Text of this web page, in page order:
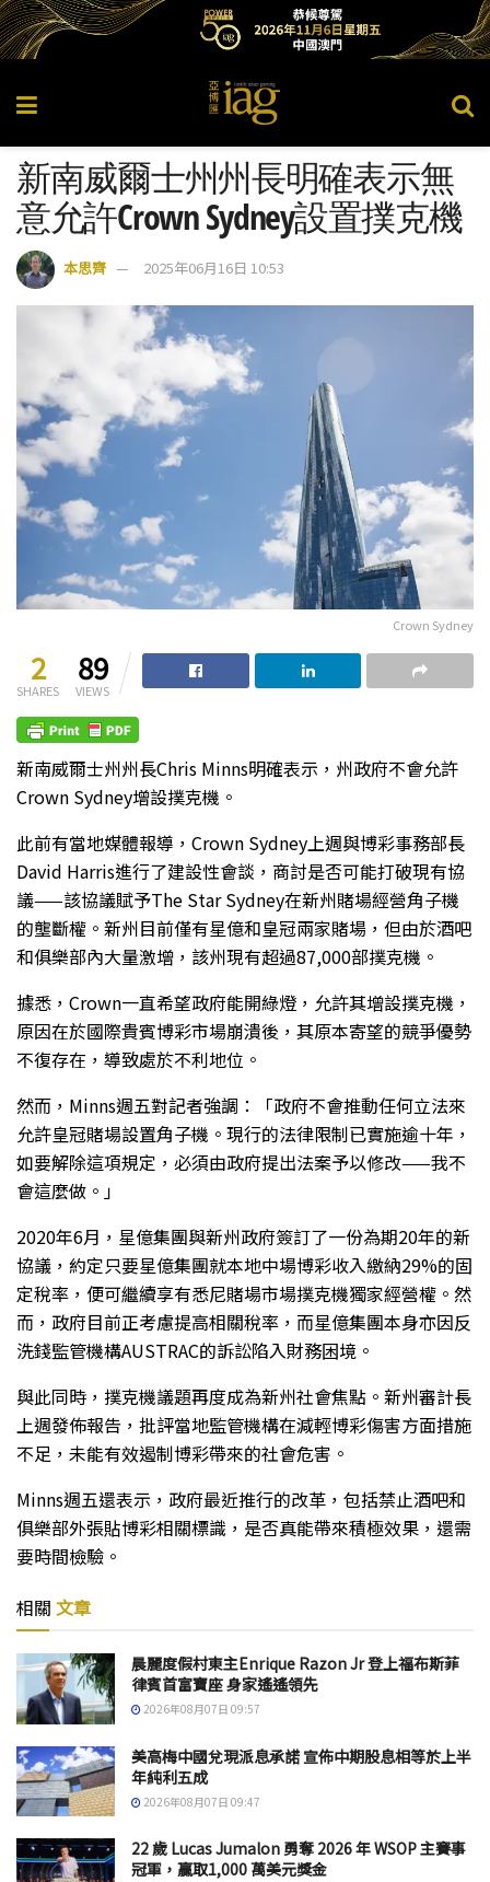
新南威爾士州州長明確表示無
意允許Crown Sydney設置撲克機
本思齊 2025年06月16日 10:53
Crown Sydney
2
SHARES
89
VIEWS
新南威爾士州州長Chris Minns明確表示，州政府不會允許
Crown Sydney增設撲克機。
此前有當地媒體報導，Crown Sydney上週與博彩事務部長
David Harris進行了建設性會談，商討是否可能打破現有協
議——該協議賦予The Star Sydney在新州賭場經營角子機
的壟斷權。新州目前僅有星億和皇冠兩家賭場，但由於酒吧
和俱樂部內大量激增，該州現有超過87,000部撲克機。
據悉，Crown一直希望政府能開綠燈，允許其增設撲克機，
原因在於國際貴賓博彩市場崩潰後，其原本寄望的競爭優勢
不復存在，導致處於不利地位。
然而，Minns週五對記者強調：「政府不會推動任何立法來
允許皇冠賭場設置角子機。現行的法律限制已實施逾十年，
如要解除這項規定，必須由政府提出法案予以修改——我不
會這麼做。」
2020年6月，星億集團與新州政府簽訂了一份為期20年的新
協議，約定只要星億集團就本地中場博彩收入繳納29%的固
定稅率，便可繼續享有悉尼賭場市場撲克機獨家經營權。然
而，政府目前正考慮提高相關稅率，而星億集團本身亦因反
洗錢監管機構AUSTRAC的訴訟陷入財務困境。
與此同時，撲克機議題再度成為新州社會焦點。新州審計長
上週發佈報告，批評當地監管機構在減輕博彩傷害方面措施
不足，未能有效遏制博彩帶來的社會危害。
Minns週五還表示，政府最近推行的改革，包括禁止酒吧和
俱樂部外張貼博彩相關標識，是否真能帶來積極效果，還需
要時間檢驗。
相關 文章
晨麗度假村東主Enrique Razon Jr 登上福布斯菲
律賓首富寶座 身家遙遙領先
2026年08月07日 09:57
美高梅中國兌現派息承諾 宣佈中期股息相等於上半
年純利五成
2026年08月07日 09:47
22 歲 Lucas Jumalon 勇奪 2026 年 WSOP 主賽事
冠軍，贏取1,000 萬美元獎金